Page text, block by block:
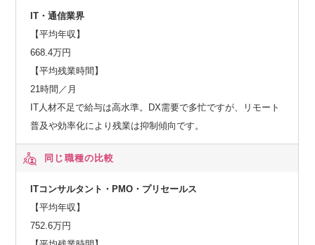
IT・通信業界
【平均年収】
668.4万円
【平均残業時間】
21時間／月
IT人材不足で給与は高水準。DX需要で多忙ですが、リモート
普及や効率化により残業は抑制傾向です。
同じ職種の比較
ITコンサルタント・PMO・プリセールス
【平均年収】
752.6万円